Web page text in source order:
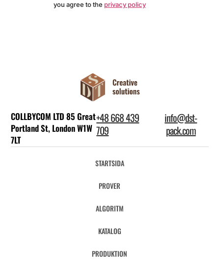
you agree to the privacy policy
COLLBYCOM LTD 85 Great
Portland St, London W1W
7LT
+48 668 439
709
info@dst-
pack.com
STARTSIDA
PROVER
ALGORITM
KATALOG
PRODUKTION